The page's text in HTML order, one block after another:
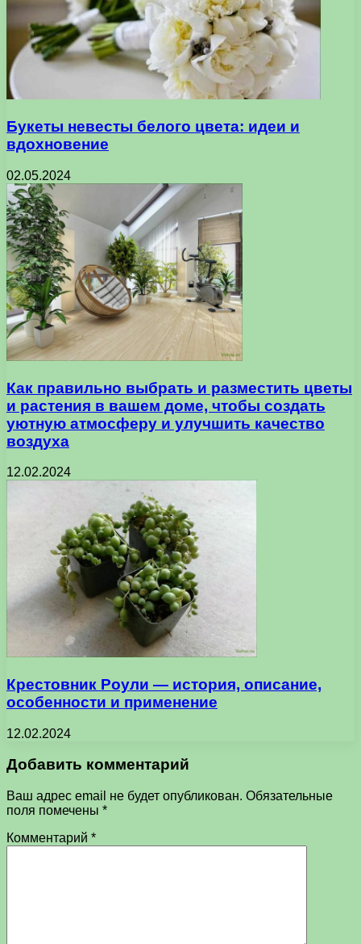
Букеты невесты белого цвета: идеи и
вдохновение
02.05.2024
Как правильно выбрать и разместить цветы
и растения в вашем доме, чтобы создать
уютную атмосферу и улучшить качество
воздуха
12.02.2024
Крестовник Роули — история, описание,
особенности и применение
12.02.2024
Добавить комментарий
Ваш адрес email не будет опубликован. Обязательные
поля помечены *
Комментарий *